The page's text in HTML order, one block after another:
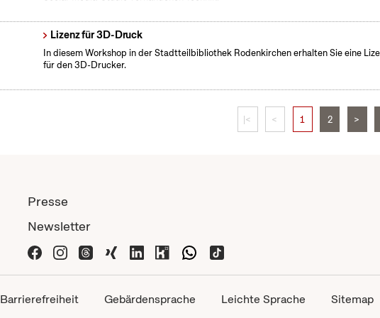
Lizenz für 3D-Druck
In diesem Workshop in der Stadtteilbibliothek Rodenkirchen erhalten Sie eine
für den 3D-Drucker.
|< < 1 2 >
Presse
Newsletter
Barrierefreiheit Gebärdensprache Leichte Sprache Sitemap